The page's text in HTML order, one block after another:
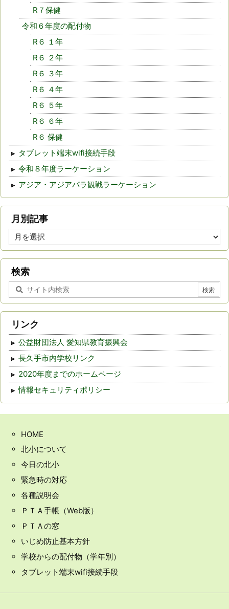
R７保健
令和６年度の配付物
R６ １年
R６ ２年
R６ ３年
R６ ４年
R６ ５年
R６ ６年
R６ 保健
タブレット端末wifi接続手段
令和８年度ラーケーション
アジア・アジアパラ観戦ラーケーション
月別記事
月
別
事
検索
リンク
公益財団法人 愛知県教育振興会
長久手市内学校リンク
2020年度までのホームページ
情報セキュリティポリシー
HOME
北小について
今日の北小
緊急時の対応
各種説明会
ＰＴＡ手帳（Web版）
ＰＴＡの窓
いじめ防止基本方針
学校からの配付物（学年別）
タブレット端末wifi接続手段